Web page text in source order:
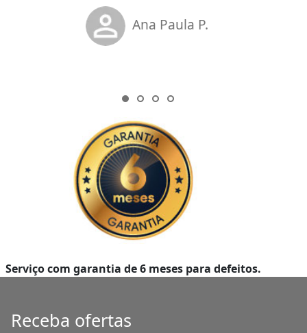
Ana Paula P.
Serviço com garantia de 6 meses para defeitos.
Receba ofertas